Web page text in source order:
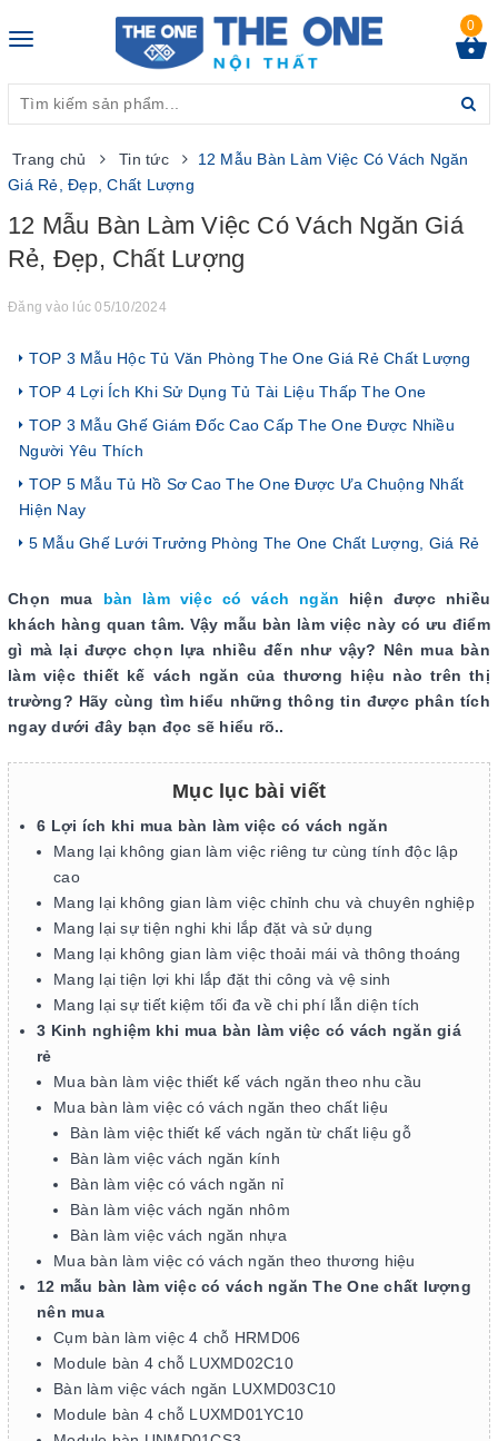
Toggle
0
Trang chủ Tin tức
12 Mẫu Bàn Làm Việc Có Vách Ngăn
Giá Rẻ, Đẹp, Chất Lượng
12 Mẫu Bàn Làm Việc Có Vách Ngăn Giá
Rẻ, Đẹp, Chất Lượng
Đăng vào lúc 05/10/2024
TOP 3 Mẫu Hộc Tủ Văn Phòng The One Giá Rẻ Chất Lượng
TOP 4 Lợi Ích Khi Sử Dụng Tủ Tài Liệu Thấp The One
TOP 3 Mẫu Ghế Giám Đốc Cao Cấp The One Được Nhiều
Người Yêu Thích
TOP 5 Mẫu Tủ Hồ Sơ Cao The One Được Ưa Chuộng Nhất
Hiện Nay
5 Mẫu Ghế Lưới Trưởng Phòng The One Chất Lượng, Giá Rẻ
Chọn mua bàn làm việc có vách ngăn hiện được nhiều
khách hàng quan tâm. Vậy mẫu bàn làm việc này có ưu điểm
gì mà lại được chọn lựa nhiều đến như vậy? Nên mua bàn
làm việc thiết kế vách ngăn của thương hiệu nào trên thị
trường? Hãy cùng tìm hiểu những thông tin được phân tích
ngay dưới đây bạn đọc sẽ hiểu rõ..
Mục lục bài viết
6 Lợi ích khi mua bàn làm việc có vách ngăn
Mang lại không gian làm việc riêng tư cùng tính độc lập
cao
Mang lại không gian làm việc chỉnh chu và chuyên nghiệp
Mang lại sự tiện nghi khi lắp đặt và sử dụng
Mang lại không gian làm việc thoải mái và thông thoáng
Mang lại tiện lợi khi lắp đặt thi công và vệ sinh
Mang lại sự tiết kiệm tối đa về chi phí lẫn diện tích
3 Kinh nghiệm khi mua bàn làm việc có vách ngăn giá
rẻ
Mua bàn làm việc thiết kế vách ngăn theo nhu cầu
Mua bàn làm việc có vách ngăn theo chất liệu
Bàn làm việc thiết kế vách ngăn từ chất liệu gỗ
Bàn làm việc vách ngăn kính
Bàn làm việc có vách ngăn nỉ
Bàn làm việc vách ngăn nhôm
Bàn làm việc vách ngăn nhựa
Mua bàn làm việc có vách ngăn theo thương hiệu
12 mẫu bàn làm việc có vách ngăn The One chất lượng
nên mua
Cụm bàn làm việc 4 chỗ HRMD06
Module bàn 4 chỗ LUXMD02C10
Bàn làm việc vách ngăn LUXMD03C10
Module bàn 4 chỗ LUXMD01YC10